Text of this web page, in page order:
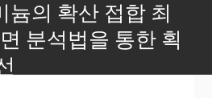
늄의 확산 접합 최
분석법을 통한 획